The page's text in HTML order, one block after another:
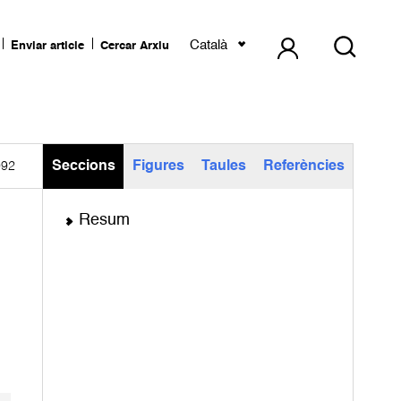
Enviar article Cercar Arxiu Català
Seccions Figures Taules Referències
Resum